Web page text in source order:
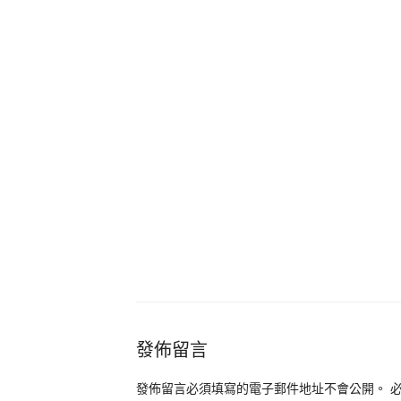
發佈留言
發佈留言必須填寫的電子郵件地址不會公開。